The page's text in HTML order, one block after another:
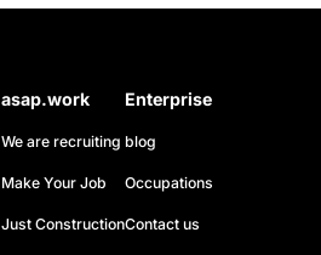
asap.work
We are recruiting
Make Your Job
Just Construction
Enterprise
blog
Occupations
Contact us